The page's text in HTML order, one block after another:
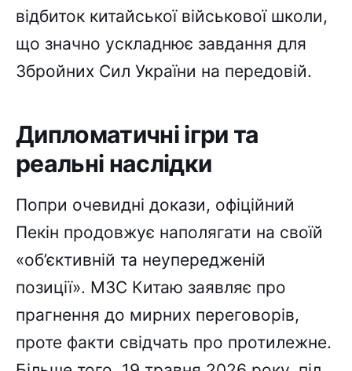
відбиток китайської військової школи,
що значно ускладнює завдання для
Збройних Сил України на передовій.
Дипломатичні ігри та
реальні наслідки
Попри очевидні докази, офіційний
Пекін продовжує наполягати на своїй
«об’єктивній та неупередженій
позиції». МЗС Китаю заявляє про
прагнення до мирних переговорів,
проте факти свідчать про протилежне.